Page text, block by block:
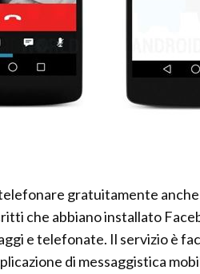
gratuitamente
che abbiano installato
e telefonate. Il servizio è
di messaggistica